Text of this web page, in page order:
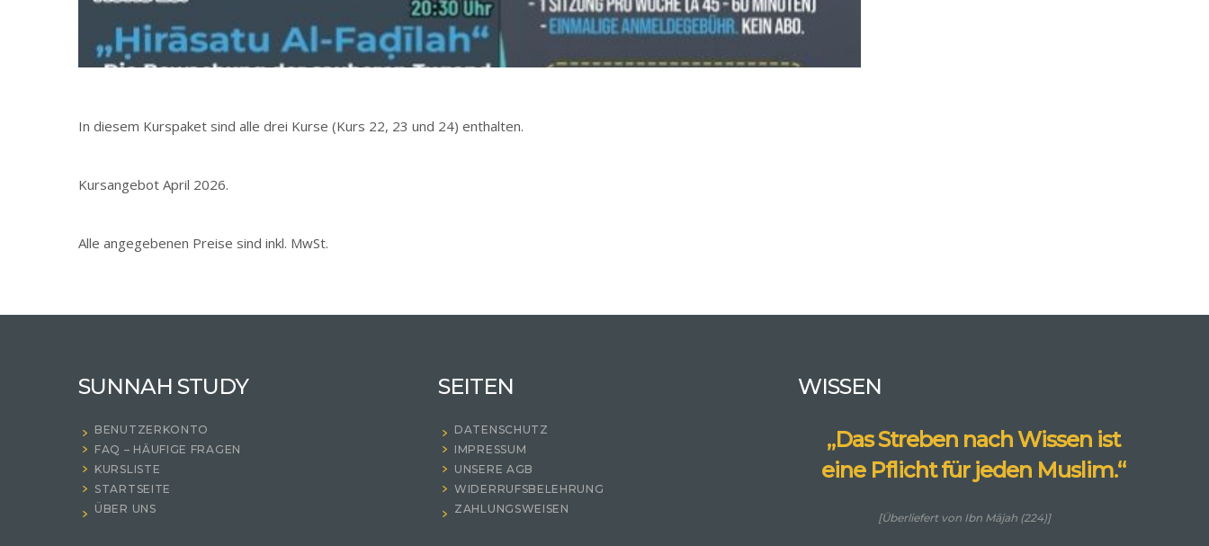
In diesem Kurspaket sind alle drei Kurse (Kurs 22, 23 und 24) enthalten.
Kursangebot April 2026.
Alle angegebenen Preise sind inkl. MwSt.
SUNNAH STUDY
BENUTZERKONTO
FAQ – HÄUFIGE FRAGEN
KURSLISTE
STARTSEITE
ÜBER UNS
SEITEN
DATENSCHUTZ
IMPRESSUM
UNSERE AGB
WIDERRUFSBELEHRUNG
ZAHLUNGSWEISEN
WISSEN
„Das Streben nach Wissen ist
eine Pflicht für jeden Muslim.“
[Überliefert von Ibn Mājah (224)]